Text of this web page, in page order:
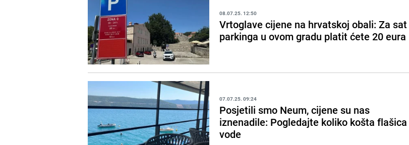
08.07.25. 12:50
Vrtoglave cijene na hrvatskoj obali: Za sat
parkinga u ovom gradu platit ćete 20 eura
07.07.25. 09:24
Posjetili smo Neum, cijene su nas
iznenadile: Pogledajte koliko košta flašica
vode